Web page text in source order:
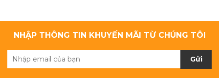
NHẬP THÔNG TIN KHUYẾN MÃI TỪ CHÚNG TÔI
Gửi